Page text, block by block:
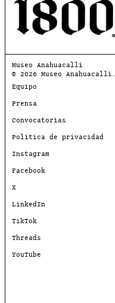
Museo Anahuacalli
© 2026 Museo Anahuacalli.
Equipo
Prensa
Convocatorias
Política de privacidad
Instagram
Facebook
X
LinkedIn
TikTok
Threads
YouTube